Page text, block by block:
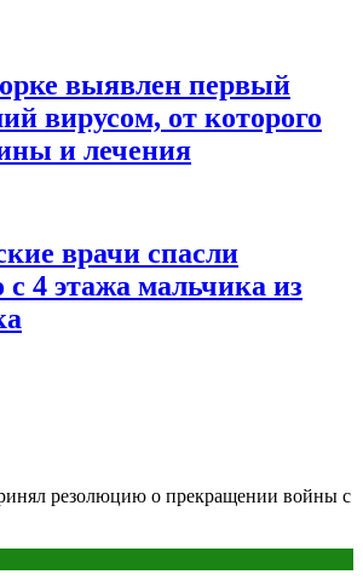
выявлен первый
вирусом, от которого
и лечения
врачи спасли
с 4 этажа мальчика из
резолюцию о прекращении войны с